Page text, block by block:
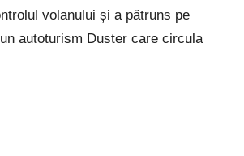
volanului și a pătruns pe
autoturism Duster care circula